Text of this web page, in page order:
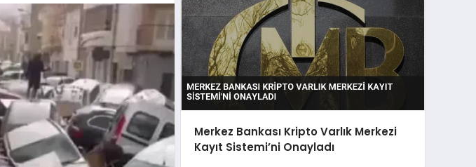
Merkez Bankası Kripto Varlık Merkezi
Kayıt Sistemi’ni Onayladı